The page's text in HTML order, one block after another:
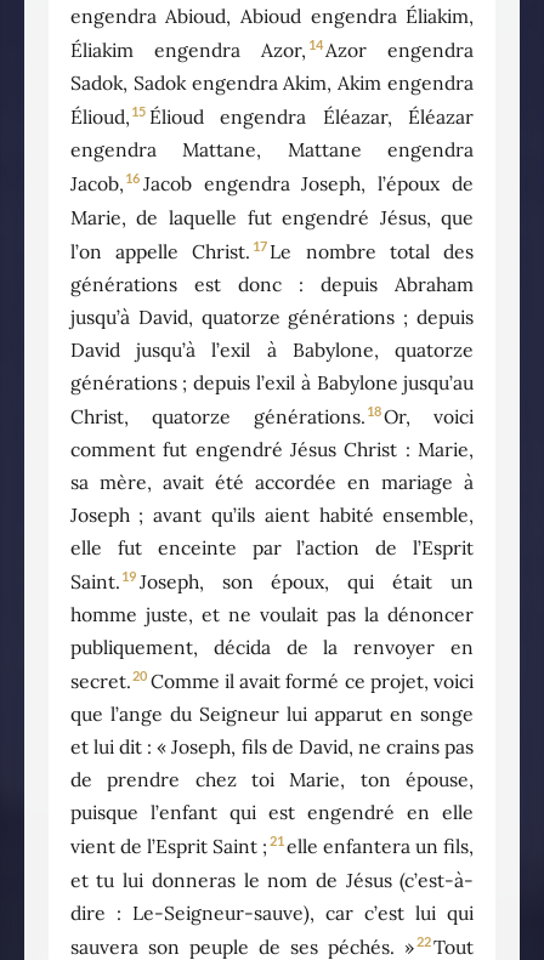
engendra Abioud, Abioud engendra Éliakim,
Éliakim engendra Azor, 14Azor engendra
Sadok, Sadok engendra Akim, Akim engendra
Élioud, 15 Élioud engendra Éléazar, Éléazar
engendra Mattane, Mattane engendra
Jacob, 16 Jacob engendra Joseph, l’époux de
Marie, de laquelle fut engendré Jésus, que
l’on appelle Christ. 17 Le nombre total des
générations est donc : depuis Abraham
jusqu’à David, quatorze générations ; depuis
David jusqu’à l’exil à Babylone, quatorze
générations ; depuis l’exil à Babylone jusqu’au
Christ, quatorze générations. 18Or, voici
comment fut engendré Jésus Christ : Marie,
sa mère, avait été accordée en mariage à
Joseph ; avant qu’ils aient habité ensemble,
elle fut enceinte par l’action de l’Esprit
Saint. 19 Joseph, son époux, qui était un
homme juste, et ne voulait pas la dénoncer
publiquement, décida de la renvoyer en
secret.20 Comme il avait formé ce projet, voici
que l’ange du Seigneur lui apparut en songe
et lui dit : « Joseph, fils de David, ne crains pas
de prendre chez toi Marie, ton épouse,
puisque l’enfant qui est engendré en elle
vient de l’Esprit Saint ; 21 elle enfantera un fils,
et tu lui donneras le nom de Jésus (c’est-à-
dire : Le-Seigneur-sauve), car c’est lui qui
sauvera son peuple de ses péchés. »22Tout